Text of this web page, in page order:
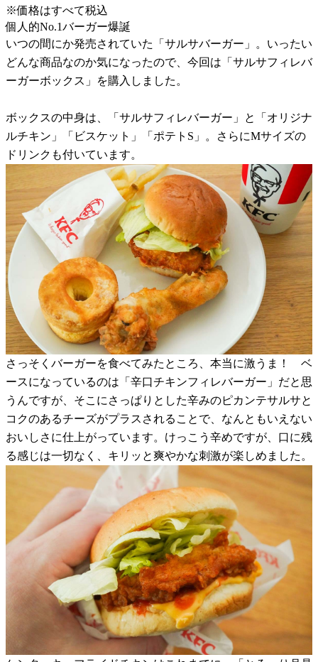
※価格はすべて税込
個人的No.1バーガー爆誕
いつの間にか発売されていた「サルサバーガー」。いったい
どんな商品なのか気になったので、今回は「サルサフィレバ
ーガーボックス」を購入しました。
ボックスの中身は、「サルサフィレバーガー」と「オリジナ
ルチキン」「ビスケット」「ポテトS」。さらにMサイズの
ドリンクも付いています。
さっそくバーガーを食べてみたところ、本当に激うま！ ベ
ースになっているのは「辛口チキンフィレバーガー」だと思
うんですが、そこにさっぱりとした辛みのピカンテサルサと
コクのあるチーズがプラスされることで、なんともいえない
おいしさに仕上がっています。けっこう辛めですが、口に残
る感じは一切なく、キリッと爽やかな刺激が楽しめました。